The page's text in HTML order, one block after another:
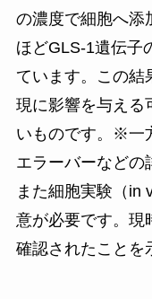
の濃度で細胞へ添
ほどGLS-1遺伝子
ています。この
現に影響を与える
いものです。※一
エラーバーなどの
また細胞実験（in
意が必要です。現
確認されたことを